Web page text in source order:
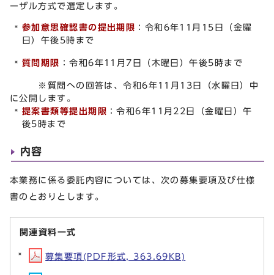
ーザル方式で選定します。
参加意思確認書の提出期限 ：令和6年11月15日（金曜
日）午後5時まで
質問期限 ：令和6年11月7日（木曜日）午後5時まで
※質問への回答は、令和6年11月13日（水曜日）中
に公開します。
提案書類等提出期限 ：令和6年11月22日（金曜日）午
後5時まで
内容
本業務に係る委託内容については、次の募集要項及び仕様
書のとおりとします。
関連資料一式
募集要項(PDF形式, 363.69KB)